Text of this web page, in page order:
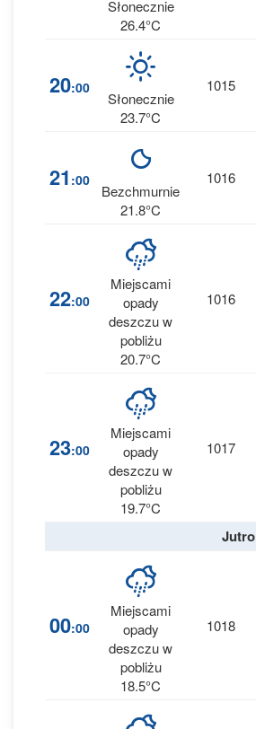
Słonecznie
26.4°C
20:00
Słonecznie
23.7°C
1015
21 :00
Bezchmurnie
21.8°C
1016
22:00
Miejscami
opady
deszczu w
pobliżu
20.7°C
1016
23:00
Miejscami
opady
deszczu w
pobliżu
19.7°C
1017
Jutro
00:00
Miejscami
opady
deszczu w
pobliżu
18.5°C
1018